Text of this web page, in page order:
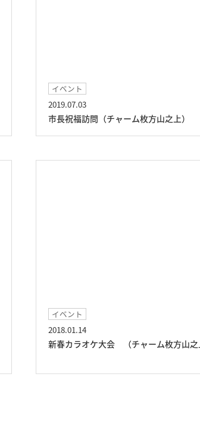
イベント
2019.07.03
市長祝福訪問（チャーム枚方山之上）
イベント
2018.01.14
新春カラオケ大会 （チャーム枚方山之